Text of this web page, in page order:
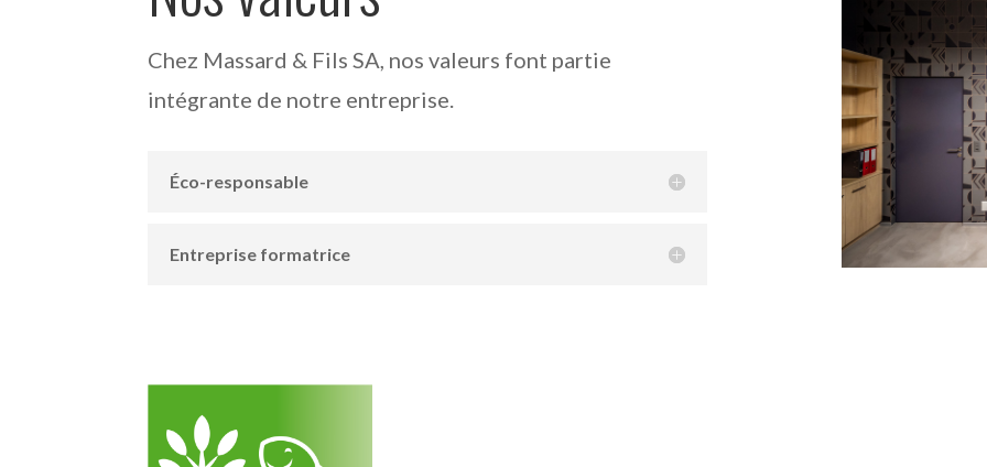
Chez Massard & Fils SA, nos valeurs font partie
intégrante de notre entreprise.
Éco-responsable
Entreprise formatrice